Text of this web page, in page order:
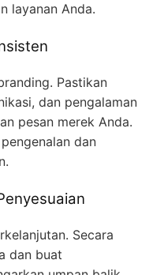
layanan Anda.
Pastikan
dan pengalaman
pesan merek Anda.
dan
Secara
dan buat